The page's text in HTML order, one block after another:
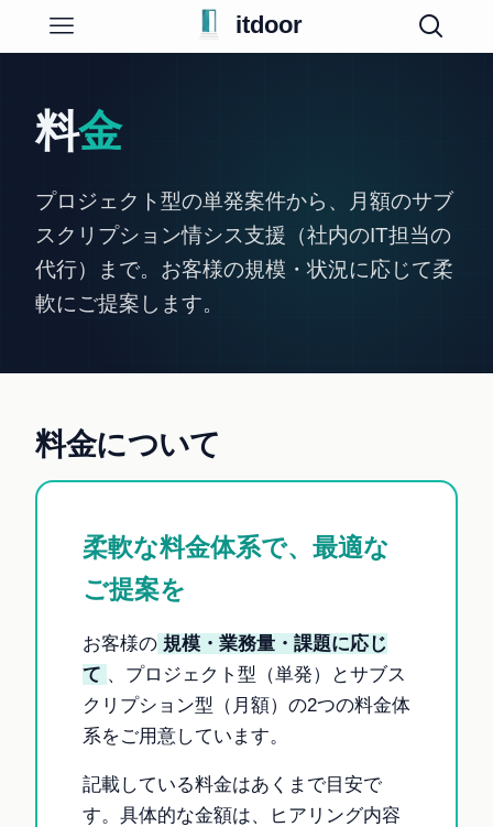
itdoor
料金
プロジェクト型の単発案件から、月額のサブ
スクリプション情シス支援（社内のIT担当の
代行）まで。お客様の規模・状況に応じて柔
軟にご提案します。
料金について
柔軟な料金体系で、最適な
ご提案を
お客様の 規模・業務量・課題に応じ
て 、プロジェクト型（単発）とサブス
クリプション型（月額）の2つの料金体
系をご用意しています。
記載している料金はあくまで目安で
す。具体的な金額は、ヒアリング内容